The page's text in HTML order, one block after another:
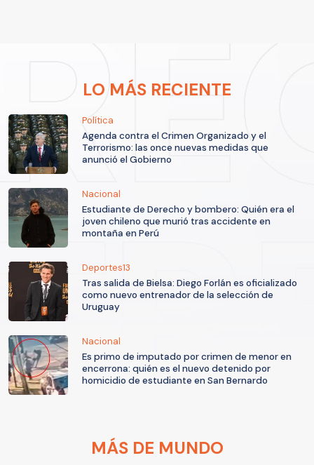
LO MÁS RECIENTE
Política
Agenda contra el Crimen Organizado y el
Terrorismo: las once nuevas medidas que
anunció el Gobierno
Nacional
Estudiante de Derecho y bombero: Quién era el
joven chileno que murió tras accidente en
montaña en Perú
Deportes13
Tras salida de Bielsa: Diego Forlán es oficializado
como nuevo entrenador de la selección de
Uruguay
Nacional
Es primo de imputado por crimen de menor en
encerrona: quién es el nuevo detenido por
homicidio de estudiante en San Bernardo
MÁS DE MUNDO